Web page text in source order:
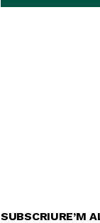
SUBSCRIURE’M